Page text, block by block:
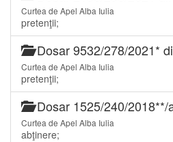
Curtea de Apel Alba Iulia
pretenţii;
Dosar 9532/278/2021*
Curtea de Apel Alba Iulia
pretenţii;
Dosar 1525/240/2018**/
Curtea de Apel Alba Iulia
abţinere;